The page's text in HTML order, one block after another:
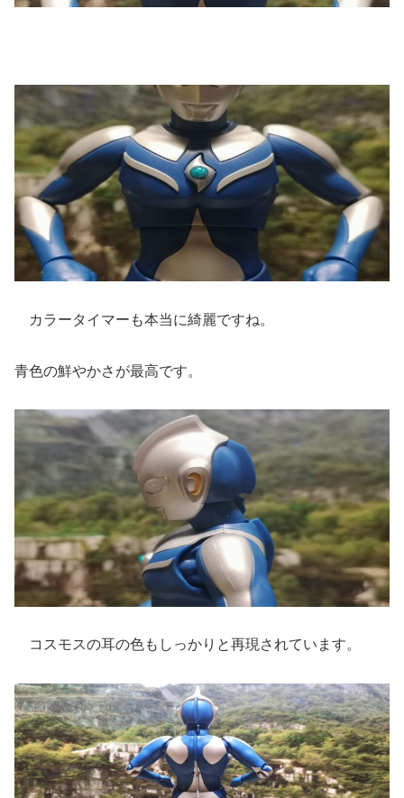
カラータイマーも本当に綺麗ですね。
青色の鮮やかさが最高です。
コスモスの耳の色もしっかりと再現されています。